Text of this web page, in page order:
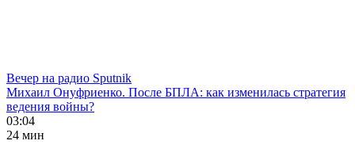
Вечер на радио Sputnik
Михаил Онуфриенко. После БПЛА: как изменилась стратегия
ведения войны?
03:04
24 мин